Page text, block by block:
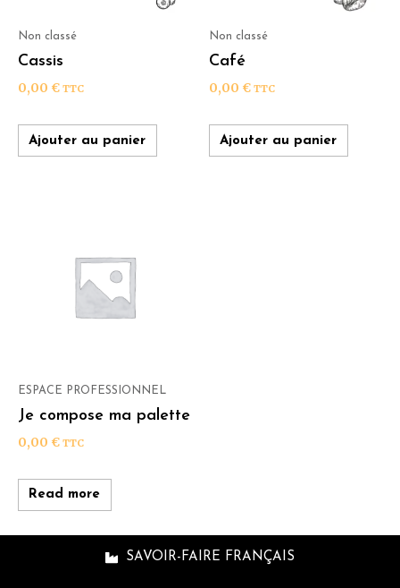
Non classé
Cassis
0,00 € TTC
Ajouter au panier
Non classé
Café
0,00 € TTC
Ajouter au panier
ESPACE PROFESSIONNEL
Je compose ma palette
0,00 € TTC
Read more
SAVOIR-FAIRE FRANÇAIS